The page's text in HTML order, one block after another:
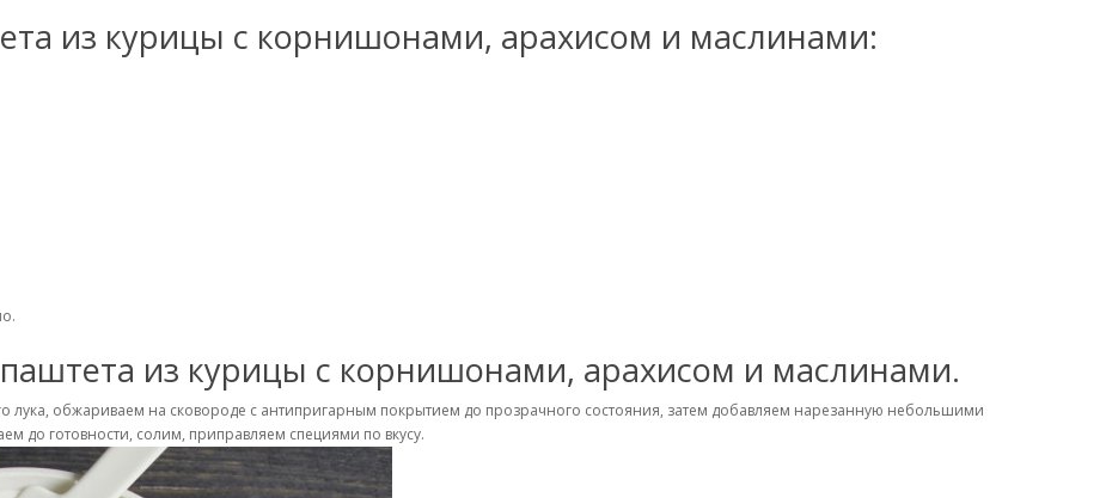
из курицы с корнишонами, арахисом и маслинами:
из курицы с корнишонами, арахисом и маслинами.
лука, обжариваем на сковороде с антипригарным покрытием до прозрачного состояния, затем добавляем нарезанную небольшими
до готовности, солим, приправляем специями по вкусу.